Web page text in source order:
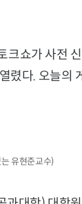
쇼가 사전
렸다. 오늘의
유현준교수)